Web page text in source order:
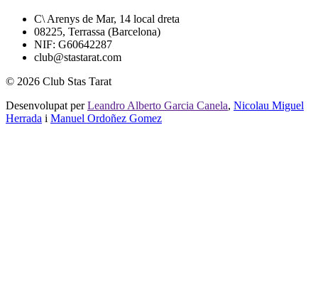
C\ Arenys de Mar, 14 local dreta
08225, Terrassa (Barcelona)
NIF: G60642287
club@stastarat.com
© 2026 Club Stas Tarat
Desenvolupat perLeandro Alberto Garcia Canela, Nicolau Miguel
Herrada i Manuel Ordoñez Gomez